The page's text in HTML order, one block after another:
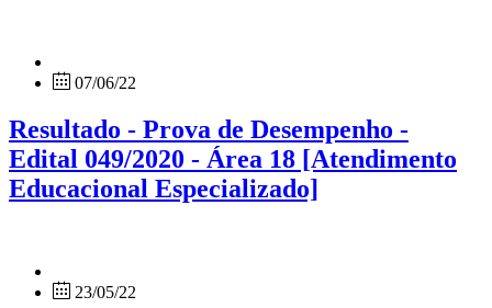
07/06/22
Resultado - Prova de Desempenho -
Edital 049/2020 - Área 18 [Atendimento
Educacional Especializado]
23/05/22